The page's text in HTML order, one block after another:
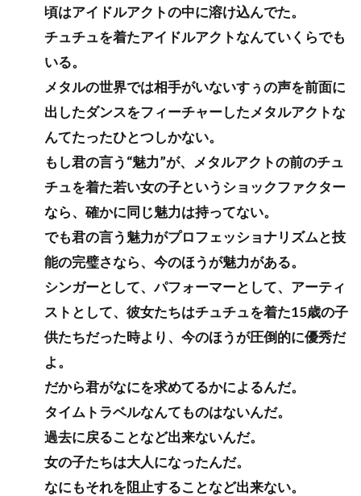
頃はアイドルアクトの中に溶け込んでた。
チュチュを着たアイドルアクトなんていくらでも
いる。
メタルの世界では相手がいないすぅの声を前面に
出したダンスをフィーチャーしたメタルアクトな
んてたったひとつしかない。
もし君の言う“魅力”が、メタルアクトの前のチュ
チュを着た若い女の子というショックファクター
なら、確かに同じ魅力は持ってない。
でも君の言う魅力がプロフェッショナリズムと技
能の完璧さなら、今のほうが魅力がある。
シンガーとして、パフォーマーとして、アーティ
ストとして、彼女たちはチュチュを着た15歳の子
供たちだった時より、今のほうが圧倒的に優秀だ
よ。
だから君がなにを求めてるかによるんだ。
タイムトラベルなんてものはないんだ。
過去に戻ることなど出来ないんだ。
女の子たちは大人になったんだ。
なにもそれを阻止することなど出来ない。